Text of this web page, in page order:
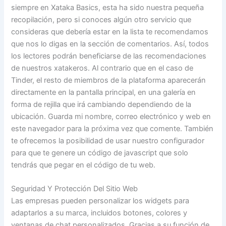
siempre en Xataka Basics, esta ha sido nuestra pequeña
recopilación, pero si conoces algún otro servicio que
consideras que debería estar en la lista te recomendamos
que nos lo digas en la sección de comentarios. Así, todos
los lectores podrán beneficiarse de las recomendaciones
de nuestros xatakeros. Al contrario que en el caso de
Tinder, el resto de miembros de la plataforma aparecerán
directamente en la pantalla principal, en una galería en
forma de rejilla que irá cambiando dependiendo de la
ubicación. Guarda mi nombre, correo electrónico y web en
este navegador para la próxima vez que comente. También
te ofrecemos la posibilidad de usar nuestro configurador
para que te genere un código de javascript que solo
tendrás que pegar en el código de tu web.
Seguridad Y Protección Del Sitio Web
Las empresas pueden personalizar los widgets para
adaptarlos a su marca, incluidos botones, colores y